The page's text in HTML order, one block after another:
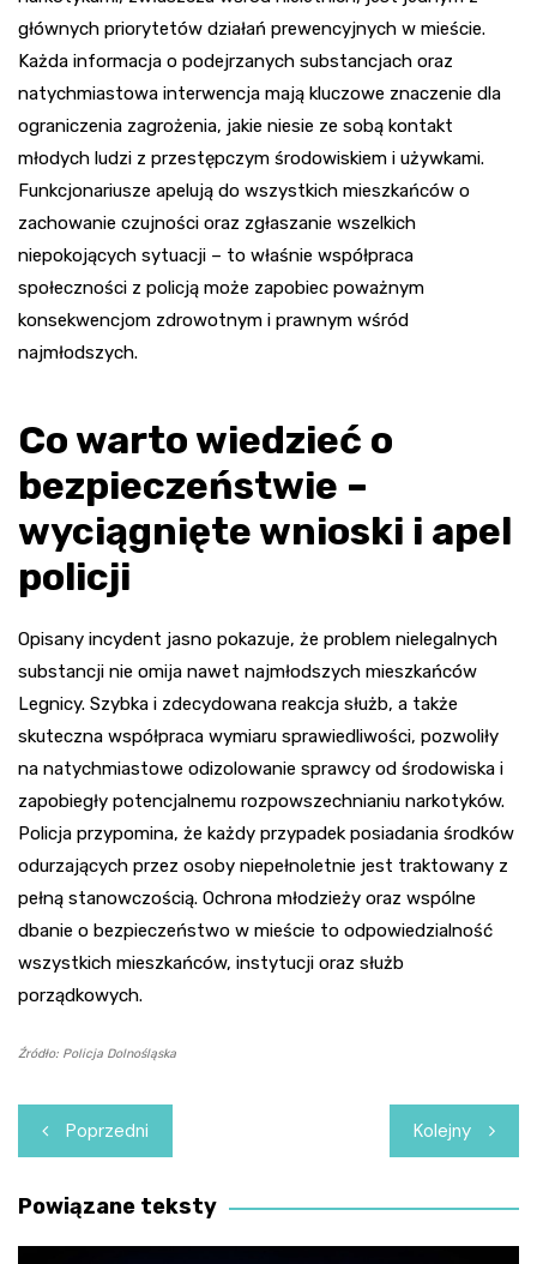
głównych priorytetów działań prewencyjnych w mieście.
Każda informacja o podejrzanych substancjach oraz
natychmiastowa interwencja mają kluczowe znaczenie dla
ograniczenia zagrożenia, jakie niesie ze sobą kontakt
młodych ludzi z przestępczym środowiskiem i używkami.
Funkcjonariusze apelują do wszystkich mieszkańców o
zachowanie czujności oraz zgłaszanie wszelkich
niepokojących sytuacji – to właśnie współpraca
społeczności z policją może zapobiec poważnym
konsekwencjom zdrowotnym i prawnym wśród
najmłodszych.
Co warto wiedzieć o
bezpieczeństwie –
wyciągnięte wnioski i apel
policji
Opisany incydent jasno pokazuje, że problem nielegalnych
substancji nie omija nawet najmłodszych mieszkańców
Legnicy. Szybka i zdecydowana reakcja służb, a także
skuteczna współpraca wymiaru sprawiedliwości, pozwoliły
na natychmiastowe odizolowanie sprawcy od środowiska i
zapobiegły potencjalnemu rozpowszechnianiu narkotyków.
Policja przypomina, że każdy przypadek posiadania środków
odurzających przez osoby niepełnoletnie jest traktowany z
pełną stanowczością. Ochrona młodzieży oraz wspólne
dbanie o bezpieczeństwo w mieście to odpowiedzialność
wszystkich mieszkańców, instytucji oraz służb
porządkowych.
Źródło: Policja Dolnośląska
Nawigacja
wpisu
Poprzedni Kolejny
Powiązane teksty